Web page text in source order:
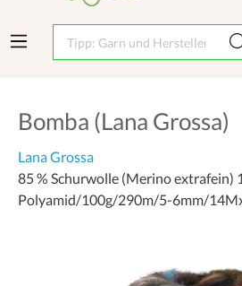
Tipp: Garn und Hersteller
Bomba (Lana Grossa)
Lana Grossa
85 % Schurwolle (Merino extrafein)
Polyamid/100g/290m/5-6mm/